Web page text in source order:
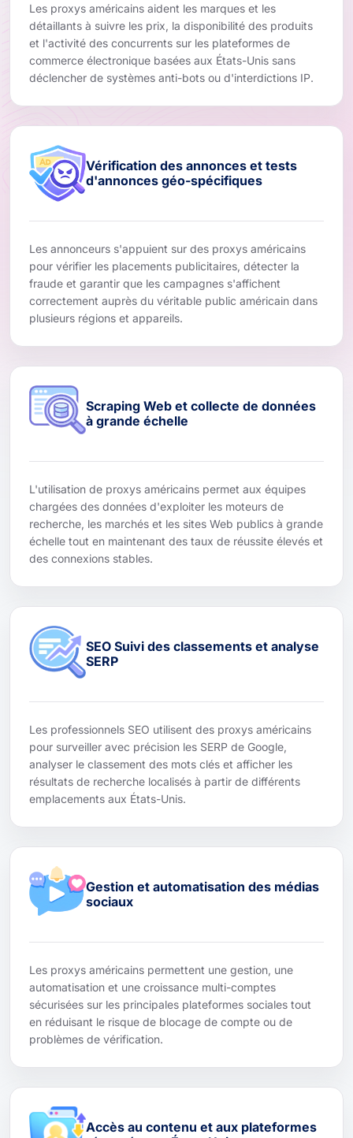
Les proxys américains aident les marques et les
détaillants à suivre les prix, la disponibilité des produits
et l'activité des concurrents sur les plateformes de
commerce électronique basées aux États-Unis sans
déclencher de systèmes anti-bots ou d'interdictions IP.
Vérification des annonces et tests
d'annonces géo-spécifiques
Les annonceurs s'appuient sur des proxys américains
pour vérifier les placements publicitaires, détecter la
fraude et garantir que les campagnes s'affichent
correctement auprès du véritable public américain dans
plusieurs régions et appareils.
Scraping Web et collecte de données
à grande échelle
L'utilisation de proxys américains permet aux équipes
chargées des données d'exploiter les moteurs de
recherche, les marchés et les sites Web publics à grande
échelle tout en maintenant des taux de réussite élevés et
des connexions stables.
SEO Suivi des classements et analyse
SERP
Les professionnels SEO utilisent des proxys américains
pour surveiller avec précision les SERP de Google,
analyser le classement des mots clés et afficher les
résultats de recherche localisés à partir de différents
emplacements aux États-Unis.
Gestion et automatisation des médias
sociaux
Les proxys américains permettent une gestion, une
automatisation et une croissance multi-comptes
sécurisées sur les principales plateformes sociales tout
en réduisant le risque de blocage de compte ou de
problèmes de vérification.
Accès au contenu et aux plateformes